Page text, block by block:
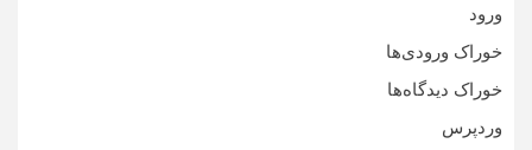
ورود
خوراک ورودی‌ها
خوراک دیدگاه‌ها
وردپرس